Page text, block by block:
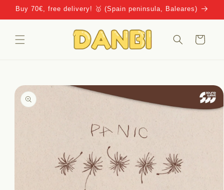
directamente
al contenido
Buy 70€, free delivery! 🥇 (Spain peninsula, Baleares)
Carrito
directamente
a la
información